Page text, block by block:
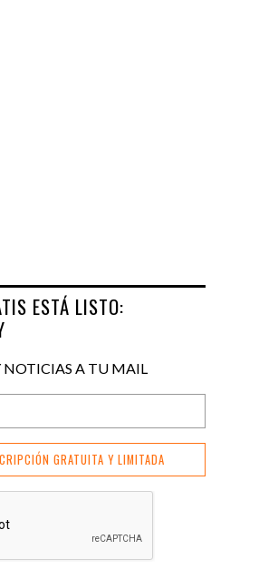
ESTÁ LISTO:
NOTICIAS A TU MAIL
GRATUITA Y LIMITADA